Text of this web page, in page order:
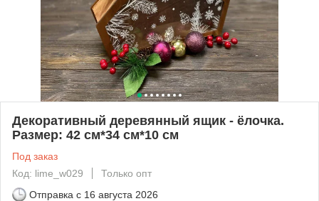
Декоративный деревянный ящик - ёлочка.
Размер: 42 см*34 см*10 см
Под заказ
Код: lime_w029
Только опт
Отправка с 16 августа 2026